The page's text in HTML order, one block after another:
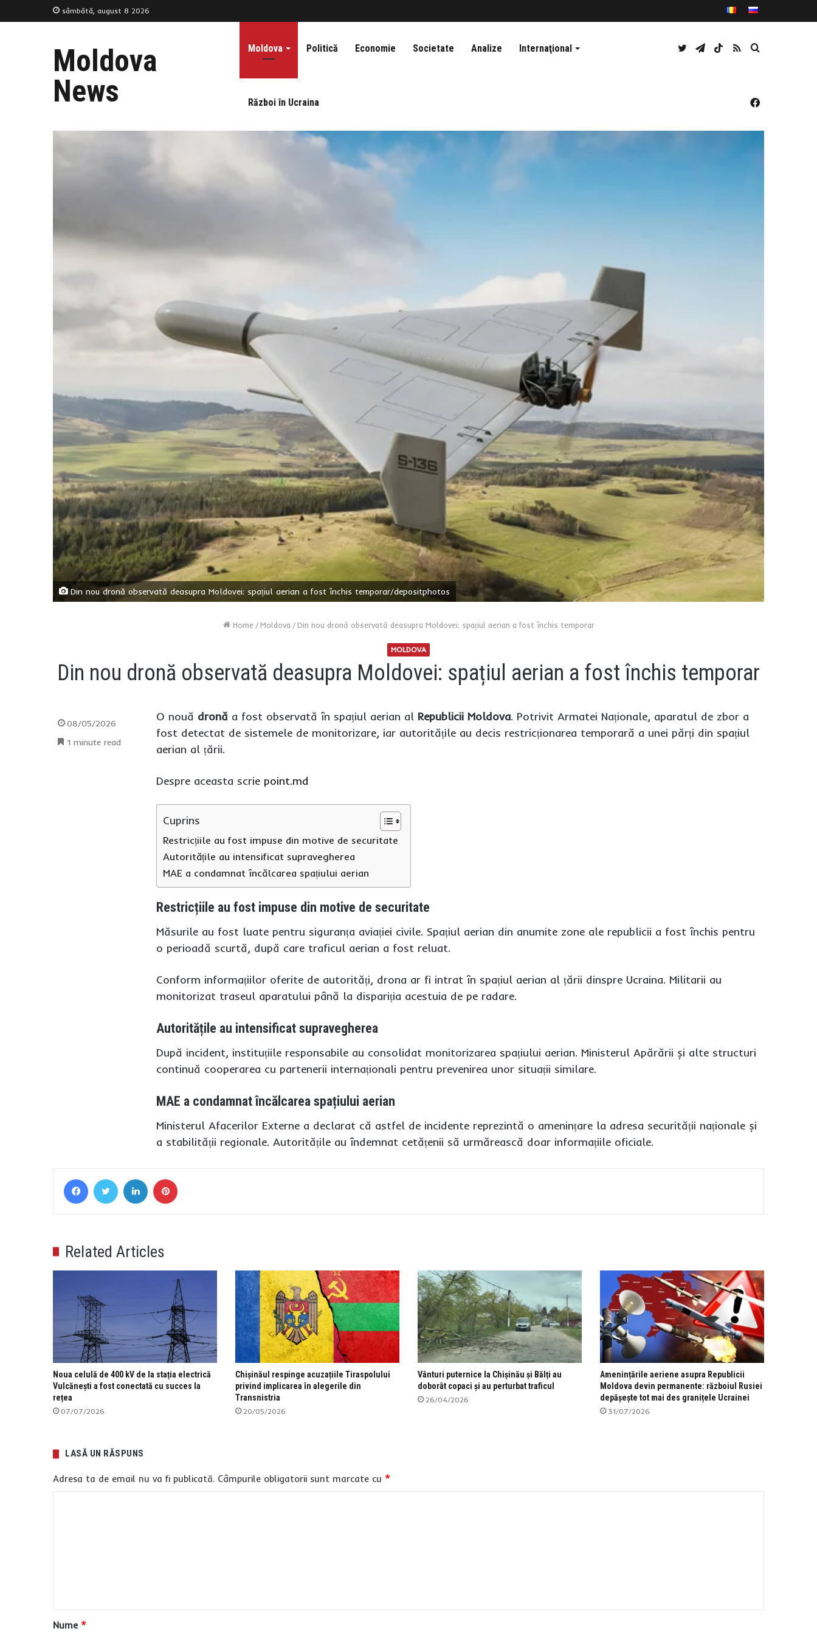
sâmbătă, august 8 2026
Moldova
News
Moldova Politică Economie Societate Analize Internaţional
Război în Ucraina
Caută
RSS
TikTok
Telegram
Twitter
Facebook
Din nou dronă observată deasupra Moldovei: spațiul aerian a fost închis temporar/depositphotos
Home / Moldova / Din nou dronă observată deasupra Moldovei: spațiul aerian a fost închis temporar
MOLDOVA
Din nou dronă observată deasupra Moldovei: spațiul aerian a fost închis temporar
O nouă dronă a fost observată în spațiul aerian al Republicii Moldova. Potrivit Armatei Naționale, aparatul de zbor a
fost detectat de sistemele de monitorizare, iar autoritățile au decis restricționarea temporară a unei părți din spațiul
aerian al țării.
Despre aceasta scrie point.md
Cuprins
Restricțiile au fost impuse din motive de securitate
Autoritățile au intensificat supravegherea
MAE a condamnat încălcarea spațiului aerian
Restricțiile au fost impuse din motive de securitate
Măsurile au fost luate pentru siguranța aviației civile. Spațiul aerian din anumite zone ale republicii a fost închis pentru
o perioadă scurtă, după care traficul aerian a fost reluat.
Conform informațiilor oferite de autorități, drona ar fi intrat în spațiul aerian al țării dinspre Ucraina. Militarii au
monitorizat traseul aparatului până la dispariția acestuia de pe radare.
Autoritățile au intensificat supravegherea
După incident, instituțiile responsabile au consolidat monitorizarea spațiului aerian. Ministerul Apărării și alte structuri
continuă cooperarea cu partenerii internaționali pentru prevenirea unor situații similare.
MAE a condamnat încălcarea spațiului aerian
Ministerul Afacerilor Externe a declarat că astfel de incidente reprezintă o amenințare la adresa securității naționale și
a stabilității regionale. Autoritățile au îndemnat cetățenii să urmărească doar informațiile oficiale.
08/05/2026
1 minute read
FacebookTwitter LinkedIn
Related Articles
Noua celulă de 400 kV de la stația electrică
Vulcănești a fost conectată cu succes la
rețea
07/07/2026
Chișinăul respinge acuzațiile Tiraspolului
privind implicarea în alegerile din
Transnistria
20/05/2026
Vânturi puternice la Chișinău și Bălți au
doborât copaci și au perturbat traficul
26/04/2026
Amenințările aeriene asupra Republicii
Moldova devin permanente: războiul Rusiei
depășește tot mai des granițele Ucrainei
31/07/2026
LASĂ UN RĂSPUNS
Adresa ta de email nu va fi publicată. Câmpurile obligatorii sunt marcate cu *
a
r
Nume *